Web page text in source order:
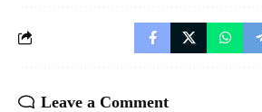
Leave a Comment